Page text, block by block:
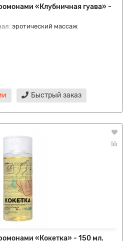
«Клубничная гуава» -
эротический массаж
Быстрый заказ
«Кокетка» - 150 мл.